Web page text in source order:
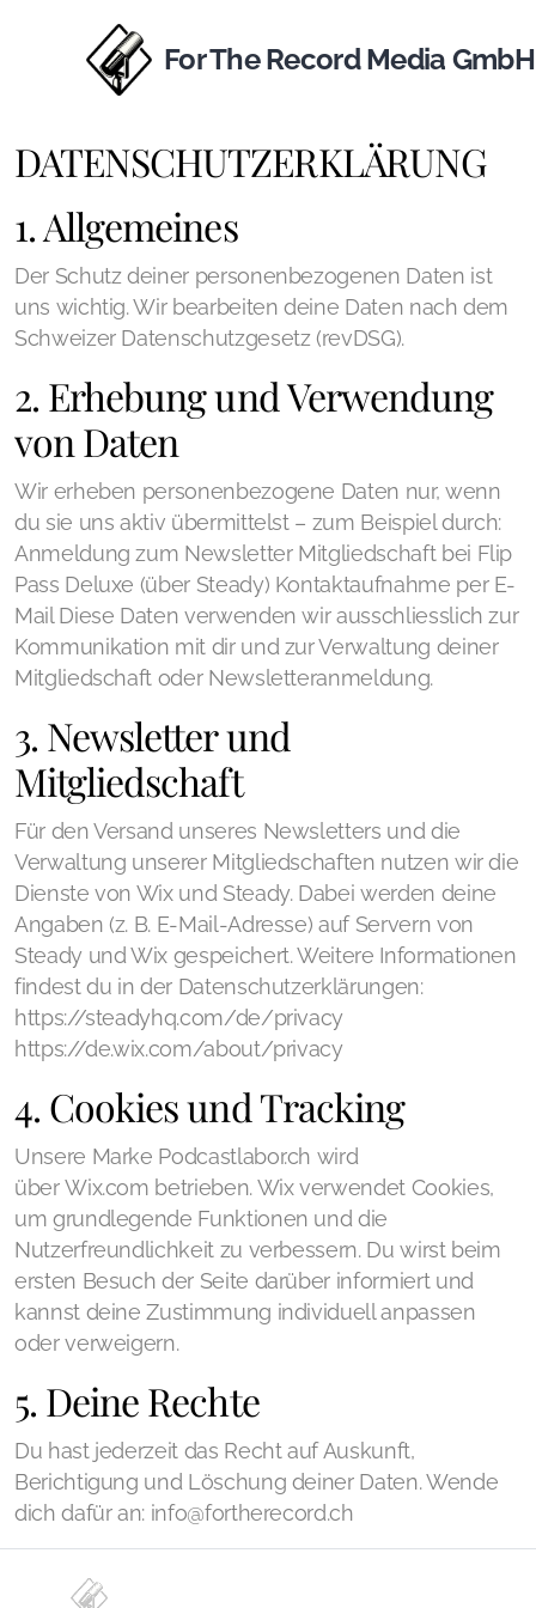
For The Record Media GmbH
DATENSCHUTZERKLÄRUNG
1. Allgemeines
Der Schutz deiner personenbezogenen Daten ist
uns wichtig. Wir bearbeiten deine Daten nach dem
Schweizer Datenschutzgesetz (revDSG).
2. Erhebung und Verwendung
von Daten
Wir erheben personenbezogene Daten nur, wenn
du sie uns aktiv übermittelst – zum Beispiel durch:
Anmeldung zum Newsletter Mitgliedschaft bei Flip
Pass Deluxe (über Steady) Kontaktaufnahme per E-
Mail Diese Daten verwenden wir ausschliesslich zur
Kommunikation mit dir und zur Verwaltung deiner
Mitgliedschaft oder Newsletteranmeldung.
3. Newsletter und
Mitgliedschaft
Für den Versand unseres Newsletters und die
Verwaltung unserer Mitgliedschaften nutzen wir die
Dienste von Wix und Steady. Dabei werden deine
Angaben (z. B. E-Mail-Adresse) auf Servern von
Steady und Wix gespeichert. Weitere Informationen
findest du in der Datenschutzerklärungen:
https://steadyhq.com/de/privacy
https://de.wix.com/about/privacy
4. Cookies und Tracking
Unsere Marke Podcastlabor.ch wird
über Wix.com betrieben. Wix verwendet Cookies,
um grundlegende Funktionen und die
Nutzerfreundlichkeit zu verbessern. Du wirst beim
ersten Besuch der Seite darüber informiert und
kannst deine Zustimmung individuell anpassen
oder verweigern.
5. Deine Rechte
Du hast jederzeit das Recht auf Auskunft,
Berichtigung und Löschung deiner Daten. Wende
dich dafür an: info@fortherecord.ch